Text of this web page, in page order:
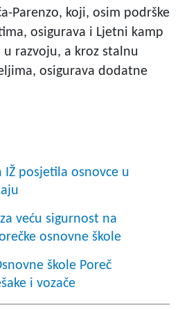
Parenzo, koji, osim podrške
osigurava i Ljetni kamp
u razvoju, a kroz stalnu
osigurava dodatne
posjetila osnovce u
veću sigurnost na
osnovne škole
škole Poreč
i vozače